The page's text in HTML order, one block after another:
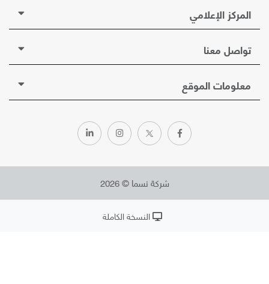
المركز الإعلامي
تواصل معنا
معلومات الموقع
شركة نسما © 2026
النسخة الكاملة